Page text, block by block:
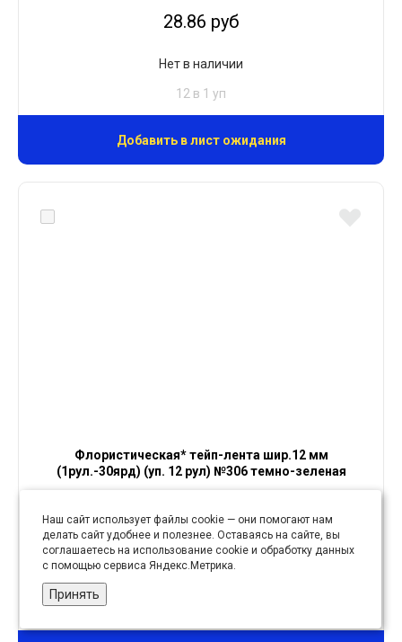
28.86 руб
Нет в наличии
12 в 1 уп
Добавить в лист ожидания
Флористическая* тейп-лента шир.12 мм
(1рул.-30ярд) (уп. 12 рул) №306 темно-зеленая
28.86 руб
Наш сайт использует файлы cookie — они помогают нам
делать сайт удобнее и полезнее. Оставаясь на сайте, вы
соглашаетесь на использование cookie и обработку данных
с помощью сервиса Яндекс.Метрика.
Принять